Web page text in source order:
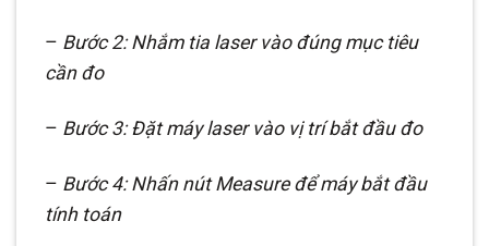
– Bước 2: Nhắm tia laser vào đúng mục tiêu
cần đo
– Bước 3: Đặt máy laser vào vị trí bắt đầu đo
– Bước 4: Nhấn nút Measure để máy bắt đầu
tính toán